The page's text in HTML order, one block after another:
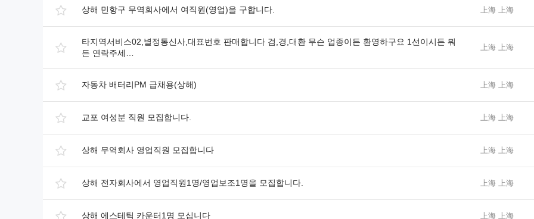
상해 민항구 무역회사에서 여직원(영업)을 구합니다. 上海 上海
타지역서비스02,별정통신사,대표번호 판매합니다 검,경,대환 무슨 업종이든 환영하구요 1선이시든 뭐
든 연락주세…
上海 上海
자동차 배터리PM 급채용(상해) 上海 上海
교포 여성분 직원 모집합니다. 上海 上海
상해 무역회사 영업직원 모집합니다 上海 上海
상해 전자회사에서 영업직원1명/영업보조1명을 모집합니다. 上海 上海
상해 에스테틱 카운터1명 모십니다 上海 上海